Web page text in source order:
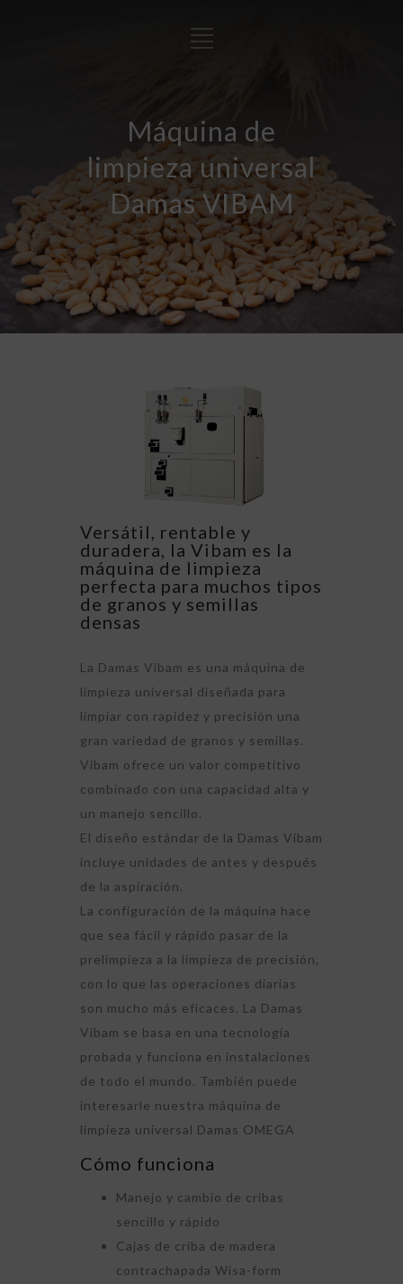
Máquina de
limpieza universal
Damas VIBAM
Versátil, rentable y
duradera, la Vibam es la
máquina de limpieza
perfecta para muchos tipos
de granos y semillas
densas
La Damas Vibam es una máquina de
limpieza universal diseñada para
limpiar con rapidez y precisión una
gran variedad de granos y semillas.
Vibam ofrece un valor competitivo
combinado con una capacidad alta y
un manejo sencillo.
El diseño estándar de la Damas Vibam
incluye unidades de antes y después
de la aspiración.
La configuración de la máquina hace
que sea fácil y rápido pasar de la
prelimpieza a la limpieza de precisión,
con lo que las operaciones diarias
son mucho más eficaces. La Damas
Vibam se basa en una tecnología
probada y funciona en instalaciones
de todo el mundo. También puede
interesarle nuestra máquina de
limpieza universal Damas OMEGA
Cómo funciona
Manejo y cambio de cribas
sencillo y rápido
Cajas de criba de madera
contrachapada Wisa-form